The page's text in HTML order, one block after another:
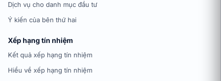
Dịch vụ cho danh mục đầu tư
Ý kiến của bên thứ hai
Xếp hạng tín nhiệm
Kết quả xếp hạng tín nhiệm
Hiểu về xếp hạng tín nhiệm